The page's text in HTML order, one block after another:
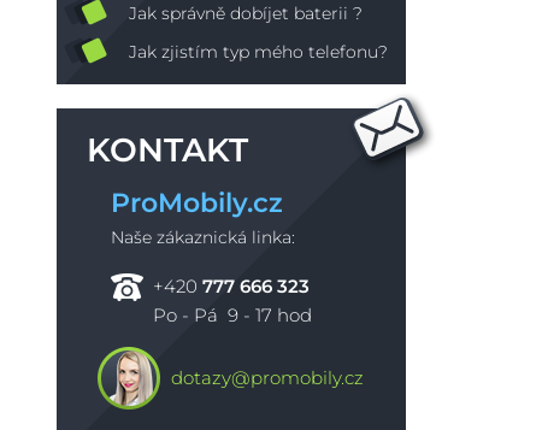
Jak správně dobíjet baterii ?
Jak zjistím typ mého telefonu?
KONTAKT
ProMobily.cz
Naše zákaznická linka:
+420 777 666 323
Po - Pá 9 - 17 hod
dotazy@promobily.cz